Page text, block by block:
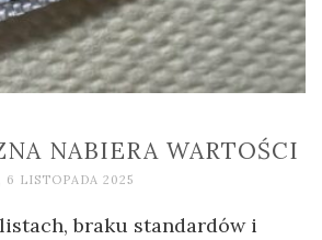
NABIERA WARTOŚCI
6 LISTOPADA 2025
braku standardów i